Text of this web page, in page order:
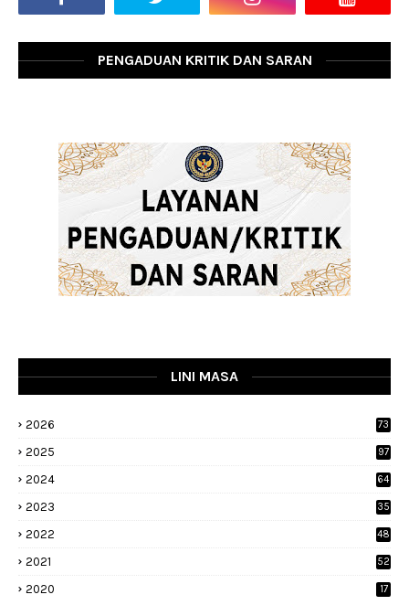
PENGADUAN KRITIK DAN SARAN
LINI MASA
2026 73
2025 97
2024 64
2023
35
2022
48
2021 52
2020 17